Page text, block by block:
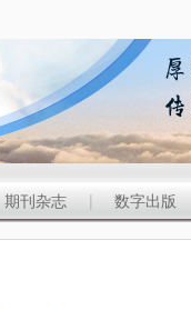
期刊杂志 | 数字出版